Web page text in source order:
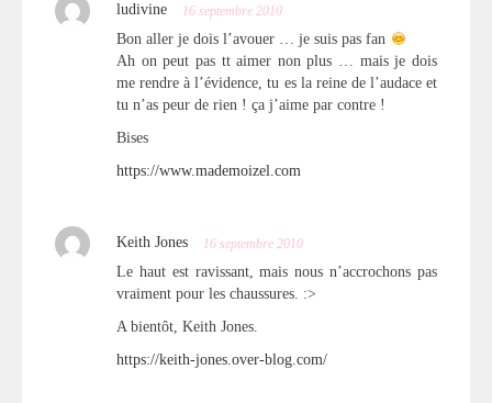
ludivine 16 septembre 2010
Bon aller je dois l’avouer … je suis pas fan
Ah on peut pas tt aimer non plus … mais je dois
me rendre à l’évidence, tu es la reine de l’audace et
tu n’as peur de rien ! ça j’aime par contre !
Bises
https://www.mademoizel.com
Keith Jones 16 septembre 2010
Le haut est ravissant, mais nous n’accrochons pas
vraiment pour les chaussures. :>
A bientôt, Keith Jones.
https://keith-jones.over-blog.com/